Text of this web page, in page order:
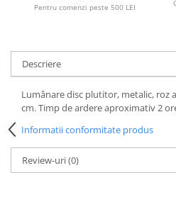
Pentru comenzi peste 500 LEI
Descriere
Lumânare disc plutitor, metalic, roz
cm. Timp de ardere aproximativ 2
Informatii conformitate produs
Review-uri(0)